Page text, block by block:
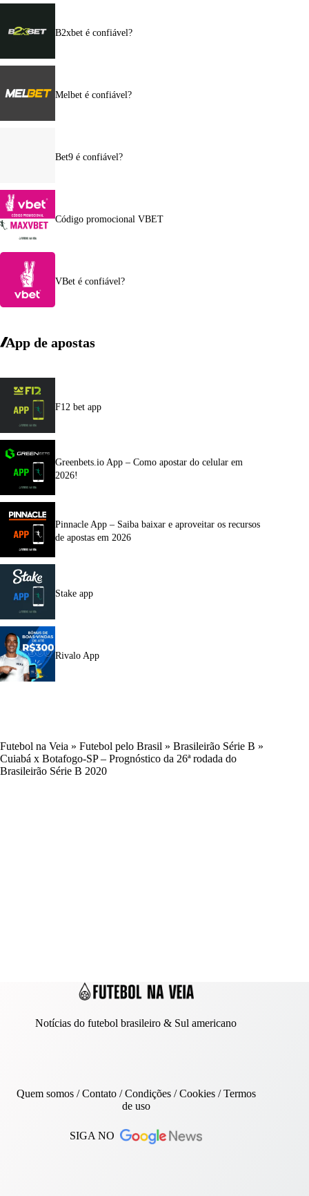
B2xbet é confiável?
Melbet é confiável?
Bet9 é confiável?
Código promocional VBET
VBet é confiável?
App de apostas
F12 bet app
Greenbets.io App – Como apostar do celular em
2026!
Pinnacle App – Saiba baixar e aproveitar os recursos
de apostas em 2026
Stake app
Rivalo App
Futebol na Veia » Futebol pelo Brasil » Brasileirão Série B »
Cuiabá x Botafogo-SP – Prognóstico da 26ª rodada do
Brasileirão Série B 2020
Notícias do futebol brasileiro & Sul americano
Quem somos/Contato/ Condições /Cookies/Termos
de uso
SIGA NO